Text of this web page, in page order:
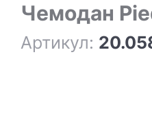
Чемодан
Артикул: